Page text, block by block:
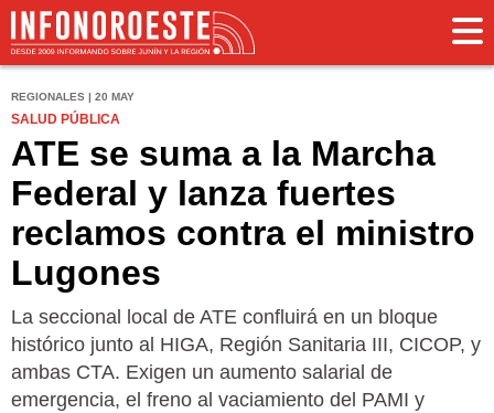
REGIONALES | 20 MAY
SALUD PÚBLICA
ATE se suma a la Marcha
Federal y lanza fuertes
reclamos contra el ministro
Lugones
La seccional local de ATE confluirá en un bloque
histórico junto al HIGA, Región Sanitaria III, CICOP, y
ambas CTA. Exigen un aumento salarial de
emergencia, el freno al vaciamiento del PAMI y